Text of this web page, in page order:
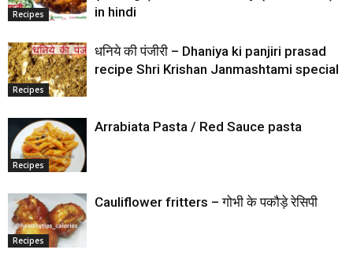
Recipes
in hindi
Recipes
धनिये की पंजीरी – Dhaniya ki panjiri prasad
recipe Shri Krishan Janmashtami special
Recipes
Arrabiata Pasta / Red Sauce pasta
Recipes
Cauliflower fritters – गोभी के पकौड़े रेसिपी